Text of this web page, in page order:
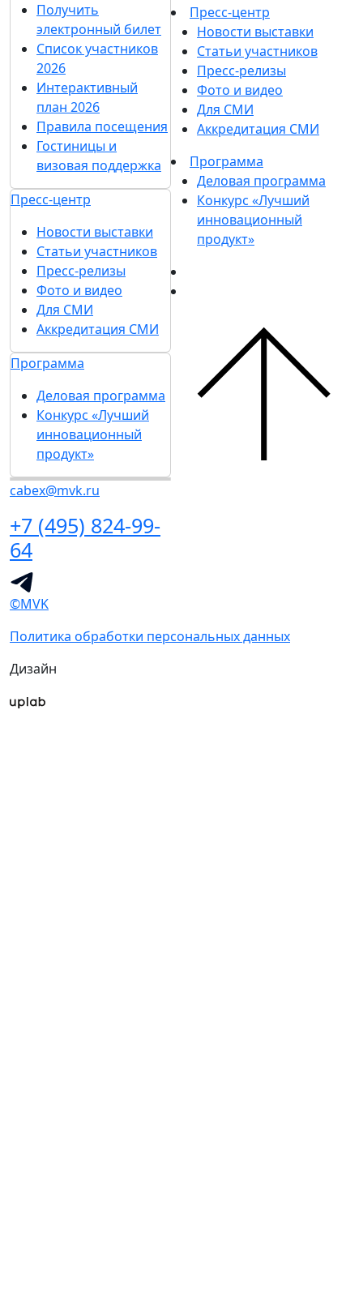
Получить
электронный билет
Список участников
2026
Интерактивный
план 2026
Правила посещения
Гостиницы и
визовая поддержка
Пресс-центр
Новости выставки
Статьи участников
Пресс-релизы
Фото и видео
Для СМИ
Аккредитация СМИ
Программа
Деловая программа
Конкурс «Лучший
инновационный
продукт»
cabex@mvk.ru
+7 (495) 824-99-
64
Пресс-центр
Новости выставки
Статьи участников
Пресс-релизы
Фото и видео
Для СМИ
Аккредитация СМИ
Программа
Деловая программа
Конкурс «Лучший
инновационный
продукт»
©MVK
Политика обработки персональных данных
Дизайн